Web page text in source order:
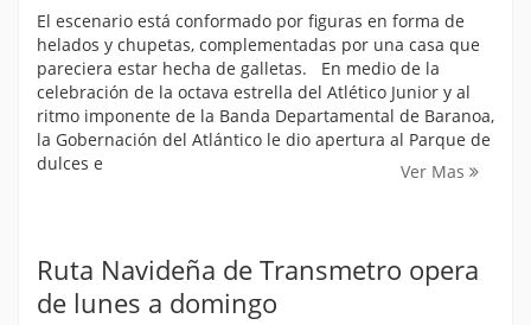
El escenario está conformado por figuras en forma de
helados y chupetas, complementadas por una casa que
pareciera estar hecha de galletas. En medio de la
celebración de la octava estrella del Atlético Junior y al
ritmo imponente de la Banda Departamental de Baranoa,
la Gobernación del Atlántico le dio apertura al Parque de
dulces e
Ver Mas
Ruta Navideña de Transmetro opera
de lunes a domingo